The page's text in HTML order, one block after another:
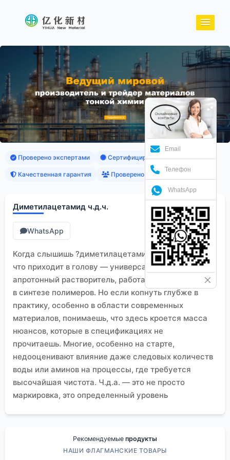
Проверено экспертами Сертифицированные продукты
Качественная гарантия Проверено клиентами
Диметилацетамид ч.д.ч.
WhatsApp
Когда слышишь ?диметилацетамид ч.д.а.?, первое,
что приходит в голову — универсальный
апротонный растворитель, работающий лошадкой
в синтезе полимеров. Но если копнуть глубже в
практику, особенно в области современных
материалов, понимаешь, что здесь кроется масса
нюансов, которые в спецификациях не
прочитаешь. Многие, особенно на старте,
недооценивают влияние даже следовых количеств
воды или аминов на процессы, где требуется
высочайшая чистота. Ч.д.а. — это не просто
маркировка, это определенный уровень
Раньше мы считали, что главное — это заявленные
99.8% основного вещества. Заказывали у разных
Рекомендуемые продукты
НАШИ ФЛАГМАНСКИЕ ТОВАРЫ
Email
Телефон
WhatsApp